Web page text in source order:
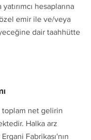
hesaplarına
emir ile ve/veya
dair taahhütte
net gelirin
Halka arz
Fabrikası'nın